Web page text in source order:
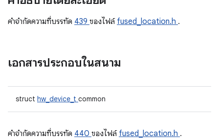
คําจํากัดความที่บรรทัด 439 ของไฟล์ fused_location.h .
เอกสารประกอบในสนาม
struct hw_device_t common
คําจํากัดความที่บรรทัด 440 ของไฟล์ fused_location.h .